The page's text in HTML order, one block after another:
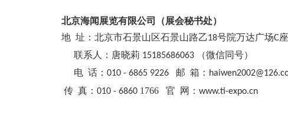
北京海闻展览有限公司（展会秘书处）
地 址：北京市石景山区石景山路乙18号院万达广场C座
联系人： 唐晓莉 15185686063
（微信同号）
电 话： 010 - 6865 9226 邮 箱：
传 真： 010 - 6860 1766 官 网： www.ti-expo.cn